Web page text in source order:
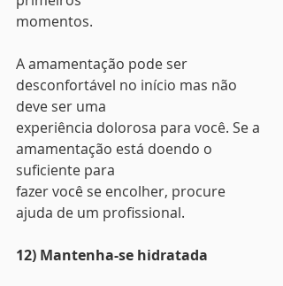
momentos.
A amamentação pode ser
desconfortável no início mas não
deve ser uma
experiência dolorosa para você. Se a
amamentação está doendo o
suficiente para
fazer você se encolher, procure
ajuda de um profissional.
12) Mantenha-se hidratada